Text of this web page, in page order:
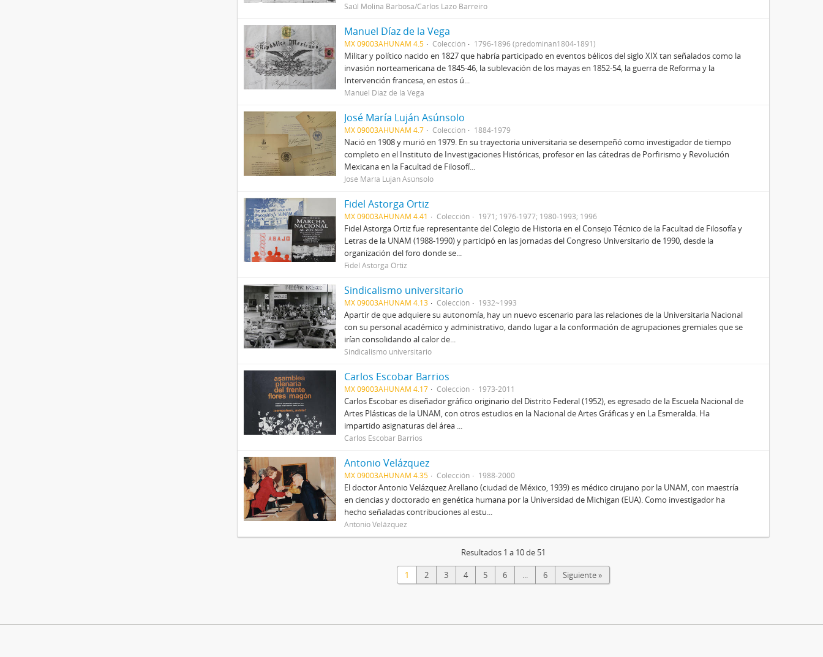
Saúl Molina Barbosa/Carlos Lazo Barreiro
Manuel Díaz de la Vega
MX 09003AHUNAM 4.5 Colección 1796-1896 (predominan1804-1891)
Militar y político nacido en 1827 que habría participado en eventos bélicos del siglo XIX tan señalados como la
invasión norteamericana de 1845-46, la sublevación de los mayas en 1852-54, la guerra de Reforma y la
Intervención francesa, en estos ú...
Manuel Díaz de la Vega
José María Luján Asúnsolo
MX 09003AHUNAM 4.7 Colección 1884-1979
Nació en 1908 y murió en 1979. En su trayectoria universitaria se desempeñó como investigador de tiempo
completo en el Instituto de Investigaciones Históricas, profesor en las cátedras de Porfirismo y Revolución
Mexicana en la Facultad de Filosofí...
José María Luján Asúnsolo
Fidel Astorga Ortiz
MX 09003AHUNAM 4.41 Colección 1971; 1976-1977; 1980-1993; 1996
Fidel Astorga Ortiz fue representante del Colegio de Historia en el Consejo Técnico de la Facultad de Filosofía y
Letras de la UNAM (1988-1990) y participó en las jornadas del Congreso Universitario de 1990, desde la
organización del foro donde se...
Fidel Astorga Ortiz
Sindicalismo universitario
MX 09003AHUNAM 4.13 Colección 1932~1993
Apartir de que adquiere su autonomía, hay un nuevo escenario para las relaciones de la Universitaria Nacional
con su personal académico y administrativo, dando lugar a la conformación de agrupaciones gremiales que se
irían consolidando al calor de...
Sindicalismo universitario
Carlos Escobar Barrios
MX 09003AHUNAM 4.17 Colección 1973-2011
Carlos Escobar es diseñador gráfico originario del Distrito Federal (1952), es egresado de la Escuela Nacional de
Artes Plásticas de la UNAM, con otros estudios en la Nacional de Artes Gráficas y en La Esmeralda. Ha
impartido asignaturas del área ...
Carlos Escobar Barrios
Antonio Velázquez
MX 09003AHUNAM 4.35 Colección 1988-2000
El doctor Antonio Velázquez Arellano (ciudad de México, 1939) es médico cirujano por la UNAM, con maestría
en ciencias y doctorado en genética humana por la Universidad de Michigan (EUA). Como investigador ha
hecho señaladas contribuciones al estu...
Antonio Velázquez
Resultados 1 a 10 de 51
1 2 3 4 5 6 ... 6 Siguiente »